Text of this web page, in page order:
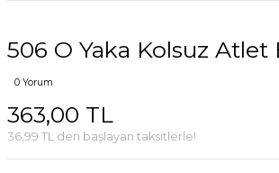
506 O Yaka Kolsuz Atlet
0 Yorum
363,00 TL
36,99 TL den başlayan taksitlerle!